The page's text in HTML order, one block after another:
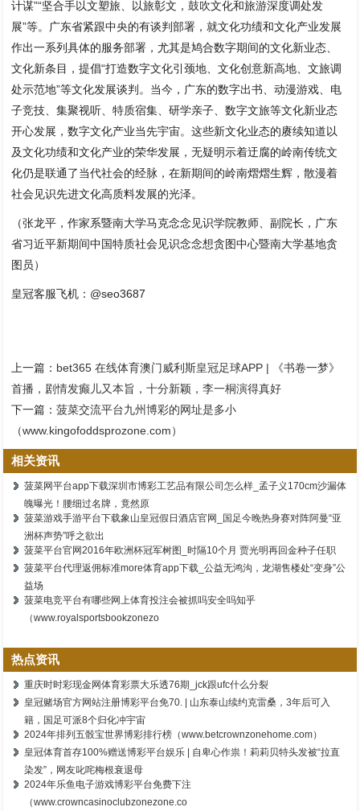
计谋”“坚合手以文塑旅、以旅彰文，鼓吹文化和旅游深度调处发
展”等。广东省紧跟中央的有谈判部署，就文化功绩和文化产业发展
作出一系列具体的服务部署，尤其是鸠合数字期间的文化新业态、
文化新条目，提倡“打造数字文化引颈地、文化创意新高地、文旅调
处示范地”等文化发展谈判。当今，广东的数字出书、动漫游戏、电
子竞技、集聚视听、特质宿集、研学亲子、数字文旅等文化新业态
开心发展，数字文化产业当先宇宙。这些新文化业态的赓续知道以
及文化功绩和文化产业的荣华发展，无疑明示着迂腐的岭南传统文
化仍是联通了当代社会的经脉，在新期间的岭南熠熠生辉，散漫着
社会见识先进文化高质料发展的光泽。
（张龙平，作家系暨南大学马克念念见识学院教师、副院长，广东
省习近平新期间中国特质社会见识念念想贪图中心暨南大学基地贪
图员）
皇冠客服飞机：@seo3687
上一篇： bet365 在线体育澳门威利斯皇冠足球APP | 《书卷一梦》
首播，剧情发癫儿又本旨，十分新颖，李一桐演得真好
下一篇：菠菜交流平台九州博彩的网址是多小
（www.kingofoddsprozone.com）
相关资讯
菠菜网平台app下载深圳市博彩工艺品有限公司怎么样_孟子义170cm沙漏体
魄曝光！腰细过名牌，竟然原
菠菜游戏手游平台下载象山皇冠假日酒店官网_国足今晚热身赛对阵阿曼“亚
洲杯声势”呼之欲出
菠菜平台官网2016年欧洲杯冠军树图_时隔10个月 贾光明再回金种子任职
菠菜平台代理返佣标准more体育app下载_公益无鸿沟，龙湖售楼处“变身”公
益场
菠菜电竞平台有哪些网上体育投注会被抓吗安全吗知乎
（www.royalsportsbookzonezo
热点资讯
重庆时时彩现金网体育彩票大乐透76期_jck跟ufc什么分裂
皇冠赌场官方网站注册博彩平台免70. | 山东泰山续约克雷桑，3年后可入
籍，国足可派8个归化冲宇宙
2024年排列五骰宝世界博彩排行榜（www.betcrownzonehome.com）
皇冠体育首存100%赠送博彩平台娱乐 | 自卑心作祟！莉莉贝特头发被“拉直
染发”，网友叱咤梅根衰退母
2024年乐鱼电子游戏博彩平台免费下注
（www.crowncasinoclubzonezone.co